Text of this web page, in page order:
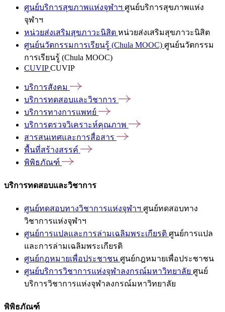
ศูนย์บริการสุขภาพแห่งจุฬาฯ ศูนย์บริการสุขภาพแห่ง
จุฬาฯ
หน่วยส่งเสริมสุขภาวะนิสิต หน่วยส่งเสริมสุขภาวะนิสิต
ศูนย์นวัตกรรมการเรียนรู้ (Chula MOOC) ศูนย์นวัตกรรม
การเรียนรู้ (Chula MOOC)
CUVIPCUVIP
บริการสังคม
บริการทดสอบและวิชาการ
บริการทางการแพทย์
บริการตรวจวิเคราะห์คุณภาพ
สารสนเทศและการสื่อสาร
พื้นที่สร้างสรรค์
พิพิธภัณฑ์
บริการทดสอบและวิชาการ
ศูนย์ทดสอบทางวิชาการแห่งจุฬาฯ ศูนย์ทดสอบทาง
วิชาการแห่งจุฬาฯ
ศูนย์การแปลและการล่ามเฉลิมพระเกียรติ ศูนย์การแปล
และการล่ามเฉลิมพระเกียรติ
ศูนย์กฎหมายเพื่อประชาชน ศูนย์กฎหมายเพื่อประชาชน
ศูนย์บริการวิชาการแห่งจุฬาลงกรณ์มหาวิทยาลัย ศูนย์
บริการวิชาการแห่งจุฬาลงกรณ์มหาวิทยาลัย
พิพิธภัณฑ์